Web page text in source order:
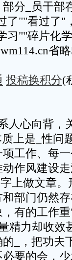
分_员干部
了""看过了"
习""碎片化
省
投稿换积分(
人心向背，
上是_性问
工作、每
作风建设
上做文章
部门仍然
有的工作
精力却收效
_，把功夫
要的会，